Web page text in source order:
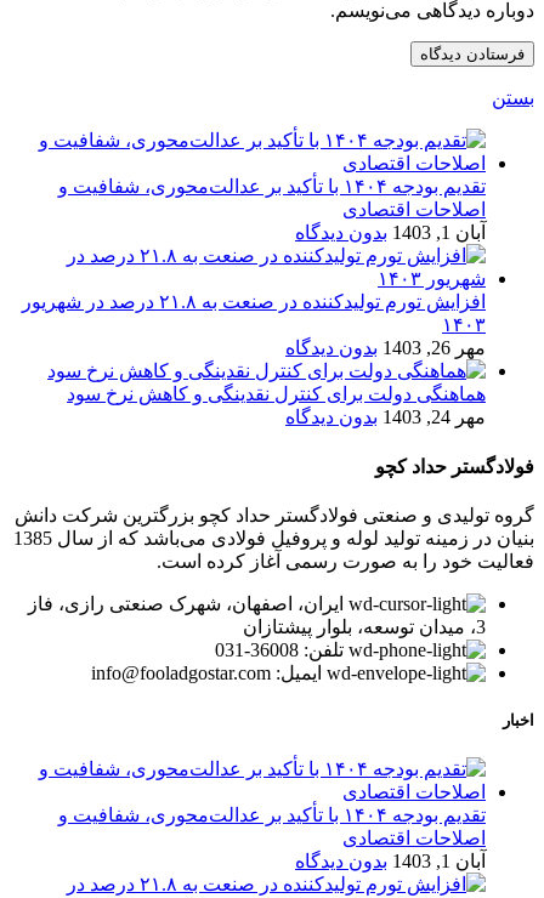
دوباره دیدگاهی می‌نویسم.
بستن
تقدیم بودجه ۱۴۰۴ با تأکید بر عدالت‌محوری، شفافیت و
اصلاحات اقتصادی
آبان 1, 1403
بدون دیدگاه
افزایش تورم تولیدکننده در صنعت به ۲۱.۸ درصد در شهریور
۱۴۰۳
مهر 26, 1403
بدون دیدگاه
هماهنگی دولت برای کنترل نقدینگی و کاهش نرخ سود
مهر 24, 1403
بدون دیدگاه
فولادگستر حداد کچو
گروه تولیدی و صنعتی فولادگستر حداد کچو بزرگترین شرکت دانش
بنیان در زمینه تولید لوله و پروفیل فولادی می‌باشد که از سال 1385
فعالیت خود را به صورت رسمی آغاز کرده است.
ایران، اصفهان، شهرک صنعتی رازی، فاز
3، میدان توسعه، بلوار پیشتازان
تلفن: 36008-031
ایمیل: info@fooladgostar.com
اخبار
تقدیم بودجه ۱۴۰۴ با تأکید بر عدالت‌محوری، شفافیت و
اصلاحات اقتصادی
آبان 1, 1403
بدون دیدگاه